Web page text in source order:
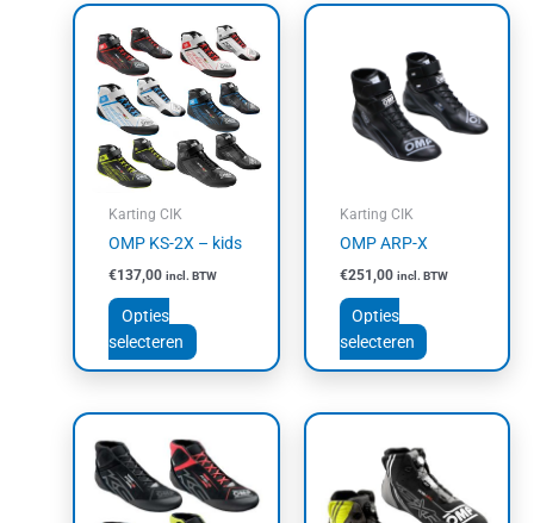
Karting CIK
OMP KS-2X – kids
€137,00 incl. BTW
Opties
selecteren
product
heeft
meerdere
variaties.
Deze
optie
worden
op
productpagina
Karting CIK
OMP ARP-X
€251,00 incl. BTW
Opties
selecteren
heeft
meerdere
variaties.
Deze
worden
op
product
heeft
meerdere
product
heeft
meerdere